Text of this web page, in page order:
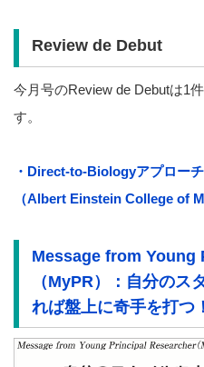
Review de Debut
今月号のReview de Debutは1
す。
・Direct-to-Biologyアプロー
（Albert Einstein College of
Message from Young
（MyPR）：自分のス
れば盤上に奇手を打つ